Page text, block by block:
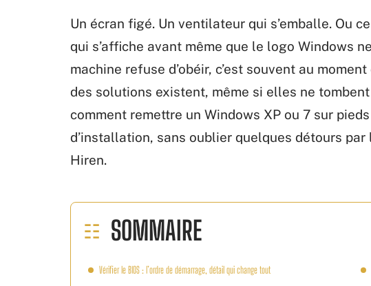
Un écran figé. Un ventilateur qui s’emballe. Ou
qui s’affiche avant même que le logo Windows
machine refuse d’obéir, c’est souvent au
des solutions existent, même si elles ne
comment remettre un Windows XP ou 7 sur
d’installation, sans oublier quelques détours
Hiren.
SOMMAIRE
Vérifier le BIOS : l’ordre de démarrage, détail qui change tout